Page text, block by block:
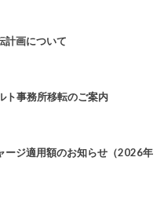
計画について
ト事務所移転のご案内
ージ適用額のお知らせ（2026年